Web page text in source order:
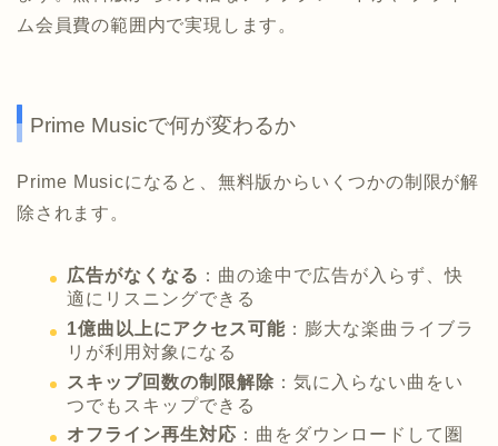
ム会員費の範囲内で実現します。
Prime Musicで何が変わるか
Prime Musicになると、無料版からいくつかの制限が解
除されます。
広告がなくなる ：曲の途中で広告が入らず、快
適にリスニングできる
1億曲以上にアクセス可能 ：膨大な楽曲ライブラ
リが利用対象になる
スキップ回数の制限解除 ：気に入らない曲をい
つでもスキップできる
オフライン再生対応 ：曲をダウンロードして圏